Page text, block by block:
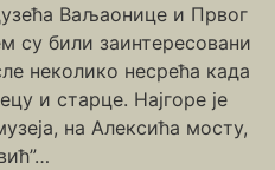
Ваљаонице и Првог
су били заинтересовани
неколико несрећа када
и старце. Најгоре је
на Алексића мосту,